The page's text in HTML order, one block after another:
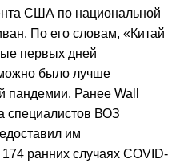
США по национальной
По его словам, «Китай
первых дней
было лучше
пандемии. Ранее Wall
специалистов ВОЗ
им
ранних случаях COVID-